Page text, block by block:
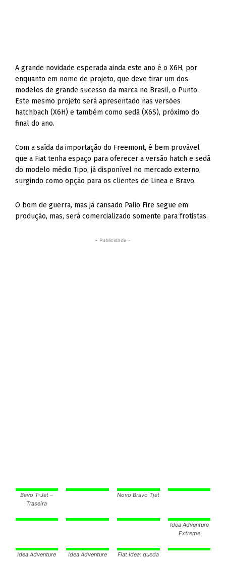
A grande novidade esperada ainda este ano é o X6H, por
enquanto em nome de projeto, que deve tirar um dos
modelos de grande sucesso da marca no Brasil, o Punto.
Este mesmo projeto será apresentado nas versões
hatchbach (X6H) e também como sedã (X6S), próximo do
final do ano.
Com a saída da importação do Freemont, é bem provável
que a Fiat tenha espaço para oferecer a versão hatch e sedã
do modelo médio Tipo, já disponível no mercado externo,
surgindo como opção para os clientes de Linea e Bravo.
O bom de guerra, mas já cansado Palio Fire segue em
produção, mas, será comercializado somente para frotistas.
- Publicidade -
Bavo T-Jet –
Traseira
Novo Bravo Tjet
Idea Adventure
Extreme
Idea Adventure
Idea Adventure
Fiat Idea: queda